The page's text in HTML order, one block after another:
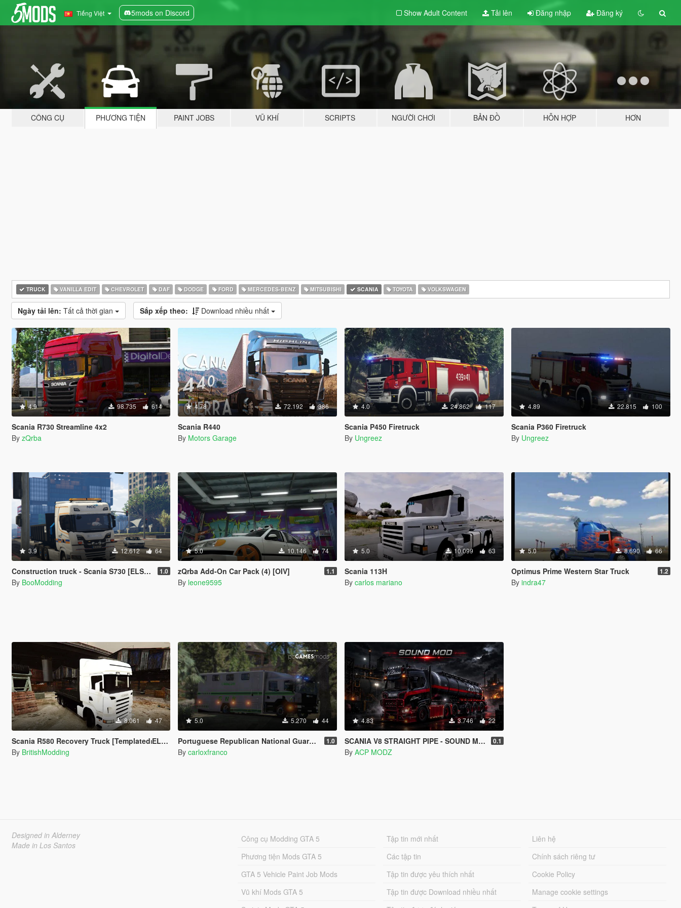
Tiếng Việt 5mods on Discord Show Adult Content Tải lên Đăng nhập Đăng ký
CÔNG CỤ PHƯƠNG TIỆN PAINT JOBS VŨ KHÍ SCRIPTS NGƯỜI CHƠI BẢN ĐỒ HỖN HỢP HƠN
TRUCK VANILLA EDIT CHEVROLET DAF DODGE FORD MERCEDES-BENZ MITSUBISHI SCANIA TOYOTA VOLKSWAGEN
Ngày tải lên: Tất cả thời gian Sắp xếp theo: Download nhiều nhất
4.9 98.735 614
Scania R730 Streamline 4x2
By zQrba
4.78 72.192 386
Scania R440
By Motors Garage
4.0 24.862 117
Scania P450 Firetruck
By Ungreez
4.89 22.815 100
Scania P360 Firetruck
By Ungreez
3.9 12.612 64
Construction truck - Scania S730 [ELS | Replace / FiveM] 1.0
By BooModding
5.0 10.146 74
zQrba Add-On Car Pack (4) [OIV] 1.1
By leone9595
5.0 10.099 63
Scania 113H
By carlos mariano
5.0 8.690 66
Optimus Prime Western Star Truck 1.2
By indra47
8.061 47
Scania R580 Recovery Truck [Templated⏐ELS⏐Replace]
By BritishModding
5.0 5.270 44
Portuguese Republican National Guard - Cavalry Regiment - Scania CrewCab [ AddOn / Refletive ] 1.0
By carloxfranco
4.83 3.746 22
SCANIA V8 STRAIGHT PIPE - SOUND MOD [ADD-ON/ SP/FIVEM ] 0.1
By ACP MODZ
Designed in Alderney
Made in Los Santos
Công cụ Modding GTA 5
Phương tiện Mods GTA 5
GTA 5 Vehicle Paint Job Mods
Vũ khí Mods GTA 5
Tập tin mới nhất
Các tập tin
Tập tin được yêu thích nhất
Tập tin được Download nhiều nhất
Liên hệ
Chính sách riêng tư
Cookie Policy
Manage cookie settings